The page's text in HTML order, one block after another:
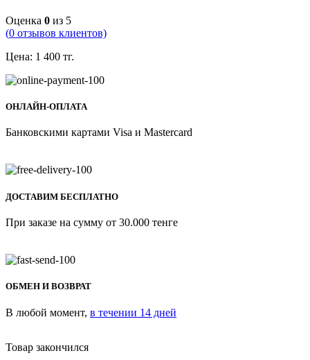
Оценка 0 из 5
(0 отзывов клиентов)
Цена: 1 400 тг.
ОНЛАЙН-ОПЛАТА
Банковскими картами Visa и Mastercard
ДОСТАВИМ БЕСПЛАТНО
При заказе на сумму от 30.000 тенге
ОБМЕН И ВОЗВРАТ
В любой момент, в течении 14 дней
Товар закончился